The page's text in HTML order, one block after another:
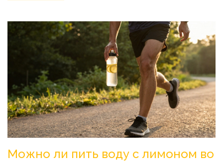
Можно ли пить воду с лимоном во